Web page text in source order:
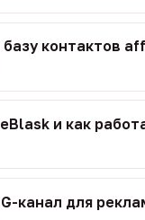
базу контактов
и как
канал для